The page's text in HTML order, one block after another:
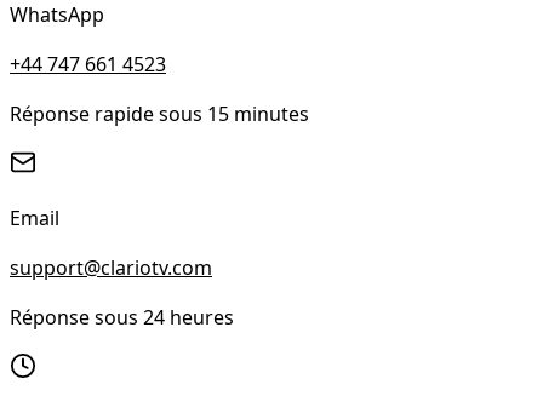
WhatsApp
+44 747 661 4523
Réponse rapide sous 15 minutes
Email
support@clariotv.com
Réponse sous 24 heures